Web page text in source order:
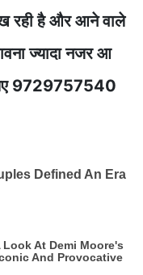
रही है और आने वाले
ज्यादा नजर आ
9729757540